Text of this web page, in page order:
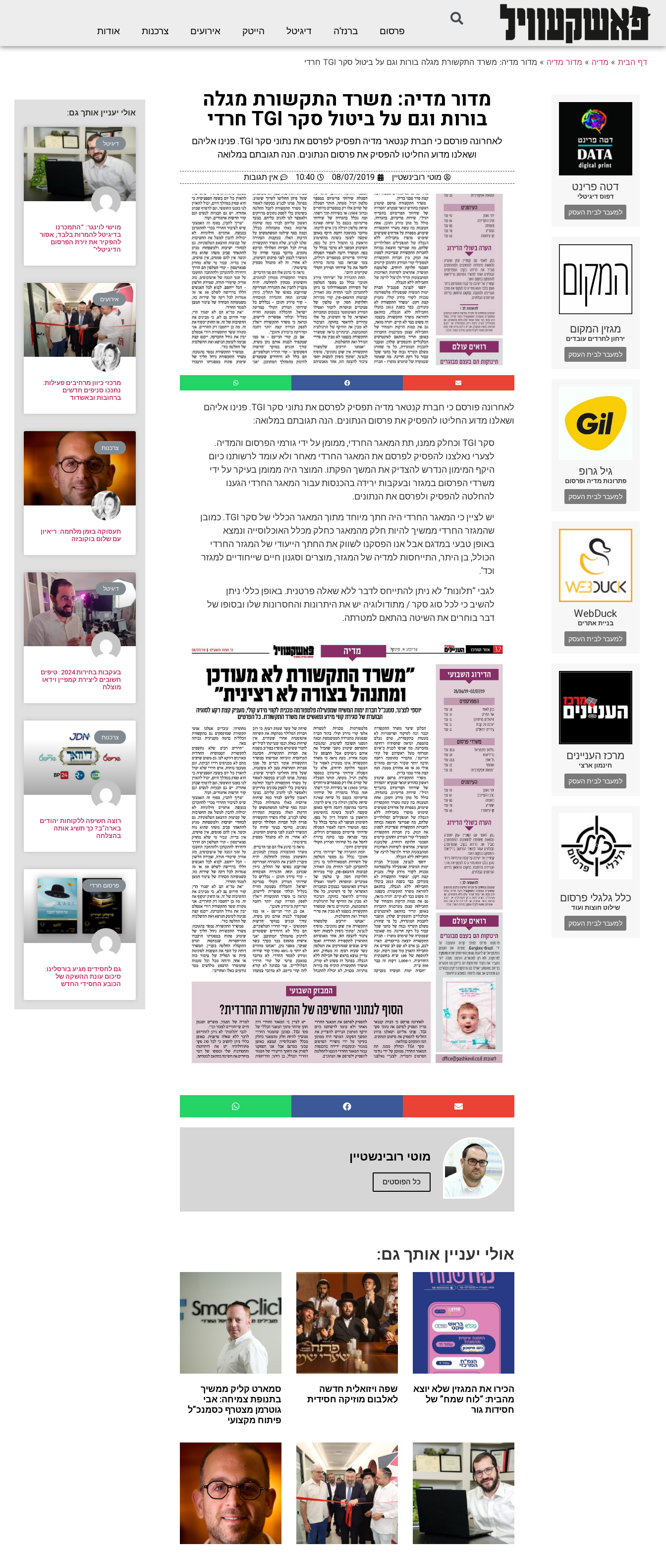
פרסום ברנז’ה דיגיטל הייטק אירועים צרכנות אודות
דף הבית » מדיה » מדור מדיה » מדור מדיה: משרד התקשורת מגלה בורות וגם על ביטול סקר TGI חרדי
דטה פרינט
דפוס דיגיטלי
למעבר לבית העסק
מגזין המקום
ירחון לחרדים עובדים
למעבר לבית העסק
גיל גרופ
פתרונות מדיה ופרסום
למעבר לבית העסק
WebDuck
בניית אתרים
למעבר לבית העסק
מרכז העניינים
חינמון ארצי
למעבר לבית העסק
כלל גלגלי פרסום
שילוט חוצות ועוד
למעבר לבית העסק
מדור מדיה: משרד התקשורת מגלה
בורות וגם על ביטול סקר TGI חרדי
לאחרונה פורסם כי חברת קנטאר מדיה תפסיק לפרסם את נתוני סקר TGI. פנינו אליהם
ושאלנו מדוע החליטו להפסיק את פרסום הנתונים. הנה תגובתם במלואה
מוטי רובינשטיין 08/07/2019
10:40 אין תגובות
לאחרונה פורסם כי חברת קנטאר מדיה תפסיק לפרסם את נתוני סקר TGI. פנינו אליהם
ושאלנו מדוע החליטו להפסיק את פרסום הנתונים. הנה תגובתם במלואה:
סקר TGI וכחלק ממנו, תת המאגר החרדי, ממומן על ידי גורמי הפרסום והמדיה.
לצערי נאלצנו להפסיק לפרסם את המאגר החרדי מאחר ולא עומד לרשותנו כיום
היקף המימון הנדרש להצדיק את המשך הפקתו. המוצר היה ממומן בעיקר על ידי
משרדי הפרסום במגזר ובעקבות ירידה בהכנסות עבור המאגר החרדי הגענו
להחלטה להפסיק ולפרסם את הנתונים.
יש לציין כי המאגר החרדי היה חתך מיוחד מתוך המאגר הכללי של סקר TGI. כמובן
שהמגזר החרדי ממשיך להיות חלק מהמאגר כחלק מכלל האוכלוסייה ונמצא
באופן טבעי במדגם אבל אנו הפסקנו לשווק את החתך הייעודי של המגזר החרדי
הכולל, בן היתר, התייחסות למדיה של המגזר, מוצרים וסגנון חיים שייחודיים למגזר
וכד’.
לגבי “תלונות” לא ניתן להתייחס לדבר ללא שאלה פרטנית. באופן כללי ניתן
להשיב כי לכל סוג סקר / מתודולוגיה יש את היתרונות והחסרונות שלו ובסופו של
דבר בוחרים את השיטה בהתאם למטרתה.
מוטי רובינשטיין
כל הפוסטים
אולי יעניין אותך גם:
הכירו את המגזין שלא יוצא
מהבית: “לוח שמח” של
חסידות גור
שפה ויזואלית חדשה
לאלבום מוזיקה חסידית
סמארט קליק ממשיך
בתנופת צמיחה: אבי
גוטרמן מצטרף כסמנכ”ל
פיתוח מקצועי
אולי יעניין אותך גם:
דיגיטל
מוישי לוינגר: “התמכרנו
בדיגיטל להמרות בלבד; אסור
להפקיר את זירת הפרסום
הדיגיטלי”
אירועים
מרכזי כיוון מרחיבים פעילות:
נחנכו סניפים חדשים
ברחובות ובאשדוד
צרכנות
תעסוקה בזמן מלחמה: ריאיון
עם שלום בוקובזה
דיגיטל
בעקבות בחירות 2024: טיפים
חשובים ליצירת קמפיין וידאו
מוצלח
צרכנות
רוצה חשיפה ללקוחות יהודים
בארה”ב? כך תשיג אותה
בהצלחה
פרסום חרדי
גם לחסידים מגיע בורסלינו:
סיכום עונת ההשקה של
הכובע החסידי החדש